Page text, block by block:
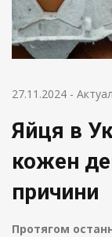
27.11.2024 -
Яйця в
кожен
причини
Протягом